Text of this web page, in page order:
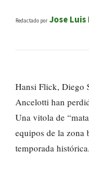
Redactado por Jose Luis
Hansi Flick, Diego
Ancelotti han
Una vitola de
equipos de la zona
temporada histórica.